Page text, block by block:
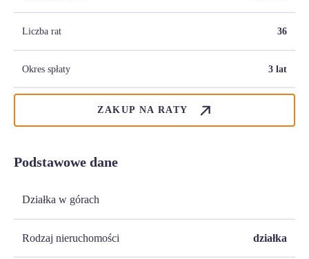
Liczba rat 36
Okres spłaty 3 lat
ZAKUP NA RATY
Podstawowe dane
Działka w górach
Rodzaj nieruchomości działka